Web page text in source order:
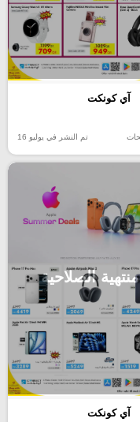
آي كونكت
تم النشر في يوليو 16
منتهية الصلاحية
آي كونكت